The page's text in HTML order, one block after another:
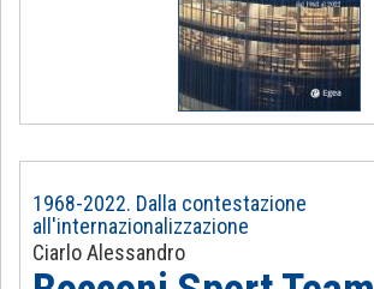
1968-2022. Dalla contestazione
all'internazionalizzazione
Ciarlo Alessandro